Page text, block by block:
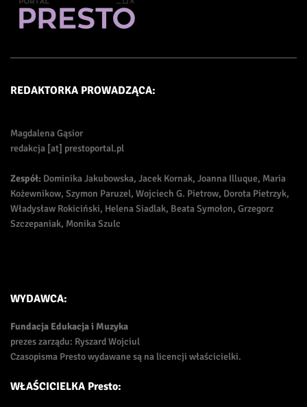
REDAKTORKA PROWADZĄCA:
Magdalena Gąsior
redakcja [at] prestoportal.pl
Zespół: Dominika Jakubowska, Jacek Kornak, Joanna Illuque, Maria
Kożewnikow, Szymon Paruzel, Wojciech G. Pietrow, Dorota Pietrzyk,
Władysław Rokiciński, Helena Siadlak, Beata Symołon, Grzegorz
Szczepaniak, Monika Szulc
WYDAWCA:
Fundacja Edukacja i Muzyka
prezes zarządu: Ryszard Wojciul
Czasopisma Presto wydawane są na licencji właścicielki.
WŁAŚCICIELKA Presto: